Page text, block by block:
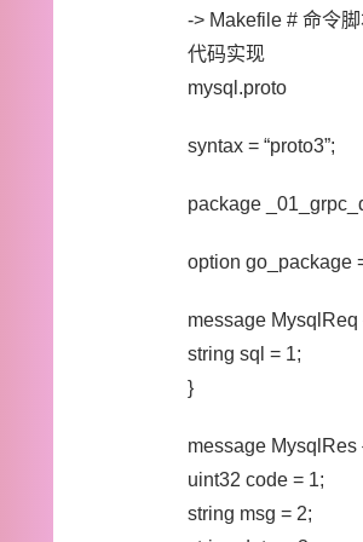
-> Makefile # 命令
代码实现
mysql.proto
syntax = “proto3”;
package
option go_package =
message MysqlReq
string sql = 1;
}
message MysqlRes
uint32 code = 1;
string msg = 2;